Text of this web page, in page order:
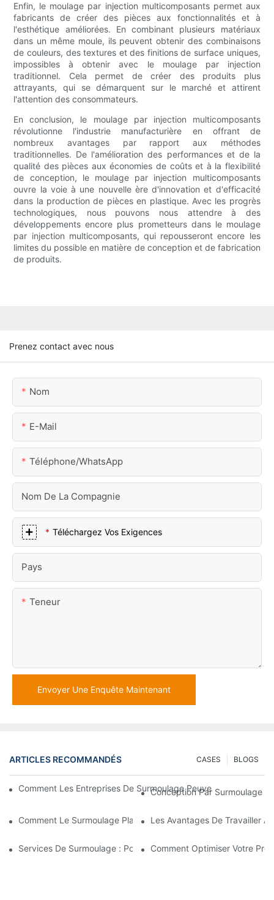
Enfin, le moulage par injection multicomposants permet aux
fabricants de créer des pièces aux fonctionnalités et à
l'esthétique améliorées. En combinant plusieurs matériaux
dans un même moule, ils peuvent obtenir des combinaisons
de couleurs, des textures et des finitions de surface uniques,
impossibles à obtenir avec le moulage par injection
traditionnel. Cela permet de créer des produits plus
attrayants, qui se démarquent sur le marché et attirent
l'attention des consommateurs.
En conclusion, le moulage par injection multicomposants
révolutionne l'industrie manufacturière en offrant de
nombreux avantages par rapport aux méthodes
traditionnelles. De l'amélioration des performances et de la
qualité des pièces aux économies de coûts et à la flexibilité
de conception, le moulage par injection multicomposants
ouvre la voie à une nouvelle ère d'innovation et d'efficacité
dans la production de pièces en plastique. Avec les progrès
technologiques, nous pouvons nous attendre à des
développements encore plus prometteurs dans le moulage
par injection multicomposants, qui repousseront encore les
limites du possible en matière de conception et de fabrication
de produits.
Prenez contact avec nous
Nom
E-Mail
Téléphone/WhatsApp
Nom De La Compagnie
Téléchargez Vos Exigences
Pays
Teneur
Envoyer Une Enquête Maintenant
ARTICLES RECOMMANDÉS BLOGS
CASES
Comment Les Entreprises De Surmoulage Peuvent Gérer Des
Conception Par Surmoulage :
Comment Le Surmoulage Plastique Est Utilisé Pour Les Pièces
Les Avantages De Travailler
Services De Surmoulage : Pourquoi C’est Le Meilleur Choix
Comment Optimiser Votre